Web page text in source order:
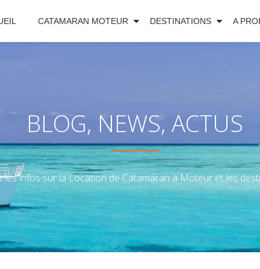
CATAMARAN MOTEUR DESTINATIONS A
BLOG, NEWS, ACTUS
les infos sur la Location de Catamaran à Moteur et les